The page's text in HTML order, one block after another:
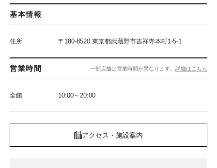
基本情報
住所 〒180-8520 東京都武蔵野市吉祥寺本町1-5-1
営業時間 一部店舗は営業時間が異なります。 詳細はこちら
全館 10:00～20:00
アクセス・施設案内